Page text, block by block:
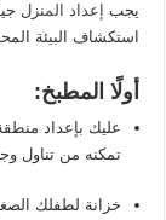
يجب إعداد المنزل
استكشاف البيئة
أولًا المطبخ:
عليك بإعداد
تمكنه من تناول
خزانة لطفلك